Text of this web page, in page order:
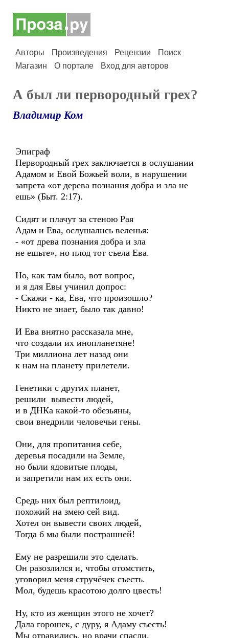
Авторы Произведения Рецензии
Поиск
Магазин
О портале Вход для авторов
А был ли первородный грех?
Владимир Ком
Эпиграф
Первородный грех заключается в ослушании
Адамом и Евой Божьей воли, в нарушении
запрета «от дерева познания добра и зла не
ешь» (Быт. 2:17).
Сидят и плачут за стеною Рая
Адам и Ева, ослушались веленья:
- «от древа познания добра и зла
не ешьте», но плод тот съела Ева.
Но, как там было, вот вопрос,
и я для Евы учинил допрос:
- Скажи - ка, Ева, что произошло?
Никто не знает, было так давно!
И Ева внятно рассказала мне,
что создали их инопланетяне!
Три миллиона лет назад они
к нам на планету прилетели.
Генетики с других планет,
решили вывести людей,
и в ДНКа какой-то обезьяны,
свои внедрили человечьи гены.
Они, для пропитания себе,
деревья посадили на Земле,
но были ядовитые плоды,
и запретили нам их есть они.
Средь них был рептилоид,
похожий на змею сей вид.
Хотел он вывести своих людей,
Тогда б мы были пострашней!
Ему не разрешили это сделать.
Он разозлился и, чтобы отомстить,
уговорил меня стручёчек съесть.
Мол, будешь красотою долго цвесть!
Ну, кто из женщин этого не хочет?
Дала горошек, с дуру, я Адаму съесть!
Мы отравились, но врачи спасли,